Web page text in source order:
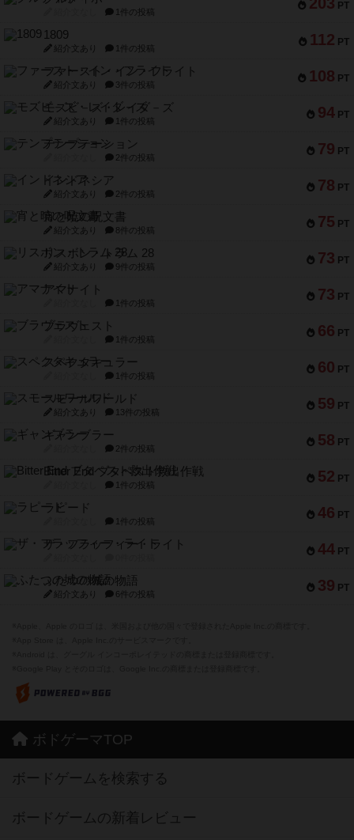
PT
1件の投稿
112 PT
1809
紹介文あり 1件の投稿
108 PT
ファースト・イン・フライト
紹介文あり 3件の投稿
94 PT
モズビ－ズ・レイダ－ズ
紹介文あり 1件の投稿
79 PT
テンプテーション
2件の投稿
78 PT
インドネシア
紹介文あり 2件の投稿
75 PT
宵と暁の呪文書
紹介文あり 8件の投稿
73 PT
リスボン・トラム 28
紹介文あり 9件の投稿
73 PT
アマナイト
1件の投稿
66 PT
ブラヴェスト
1件の投稿
60 PT
スペクタキュラー
1件の投稿
59 PT
スモールワールド
紹介文あり 13件の投稿
58 PT
ギャンブラー
2件の投稿
52 PT
Bitter End ブタペスト救出作戦
1件の投稿
46 PT
ラピード
1件の投稿
44 PT
ザ・フラッフィー・ライト
39 PT
ふたつの城の物語
紹介文あり 6件の投稿
ボドゲーマTOP
ボードゲームを検索する
ボードゲームの新着レビュー